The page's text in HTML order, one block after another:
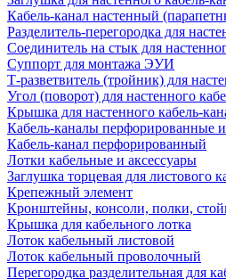
Кабель-канал настенный
Разделитель-перегородка для
Соединитель на стык для
Суппорт для монтажа ЭУИ
Т-разветвитель (тройник) для
Угол (поворот) для настенного
Крышка для настенного кабель-
Кабель-каналы перфорированные и
Кабель-канал перфорированный
Лотки кабельные и аксессуары
Заглушка торцевая для листового
Крепежный элемент
Кронштейны, консоли, полки,
Крышка для кабельного лотка
Лоток кабельный листовой
Лоток кабельный проволочный
Перегородка разделительная для